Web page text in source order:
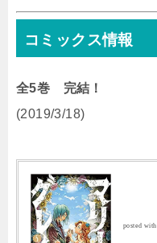
コミックス情報
全5巻 完結！
(2019/3/18)
posted with